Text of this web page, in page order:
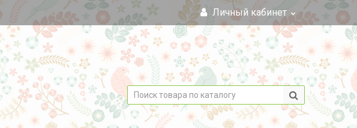
Личный кабинет